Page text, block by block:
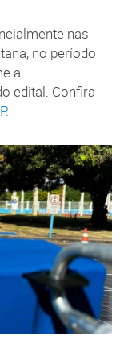
nas
no período
a
edital. Confira
.